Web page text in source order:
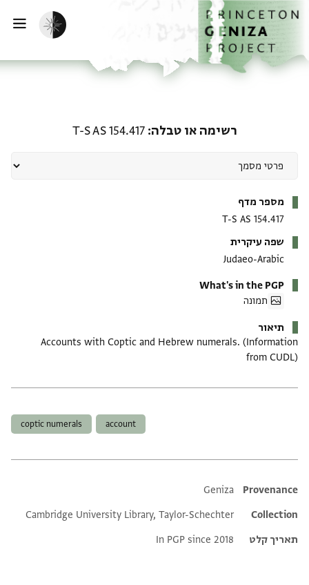
לתוכןהבית
הפעלת מצב כהה
רשימה או טבלה T-S AS 154.417
מספר מדף
T-S AS 154.417
שפה עיקרית
Judaeo-Arabic
What's in the PGP
תמונה
תיאור
Accounts with Coptic and Hebrew numerals. (Information
from CUDL)
account
coptic numerals
Additional metadata
Provenance
Geniza
Collection
Cambridge University Library, Taylor-Schechter
תאריך קלט
In PGP since 2018